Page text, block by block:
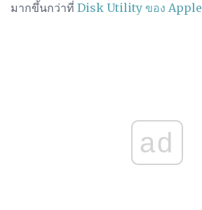
มากขึ้นกว่าที่ Disk Utility ของ Apple
ad